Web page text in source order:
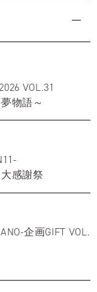
VOL.31
物語～
感謝祭
企画GIFT VOL.